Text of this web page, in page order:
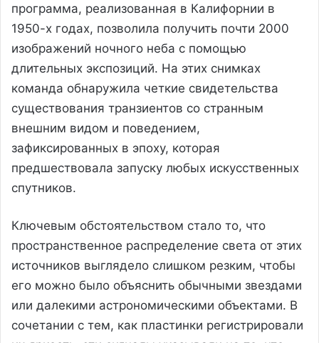
программа, реализованная в Калифорнии в
1950-х годах, позволила получить почти 2000
изображений ночного неба с помощью
длительных экспозиций. На этих снимках
команда обнаружила четкие свидетельства
существования транзиентов со странным
внешним видом и поведением,
зафиксированных в эпоху, которая
предшествовала запуску любых искусственных
спутников.
Ключевым обстоятельством стало то, что
пространственное распределение света от этих
источников выглядело слишком резким, чтобы
его можно было объяснить обычными звездами
или далекими астрономическими объектами. В
сочетании с тем, как пластинки регистрировали